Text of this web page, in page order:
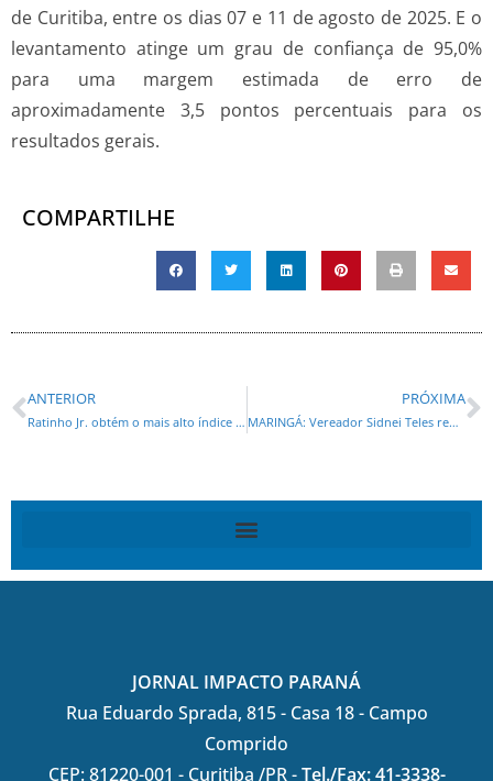
de Curitiba, entre os dias 07 e 11 de agosto de 2025. E o
levantamento atinge um grau de confiança de 95,0%
para uma margem estimada de erro de
aproximadamente 3,5 pontos percentuais para os
resultados gerais.
COMPARTILHE
ANTERIOR
Ratinho Jr. obtém o mais alto índice de aprovação entre os curitibanos com 81 %
PRÓXIMA
MARINGÁ: Vereador Sidnei Teles repudia silêncio diante de casos de assédio e violência contra mulheres
JORNAL IMPACTO PARANÁ
Rua Eduardo Sprada, 815 - Casa 18 - Campo
Comprido
CEP: 81220-001 - Curitiba /PR -Tel./Fax: 41-3338-